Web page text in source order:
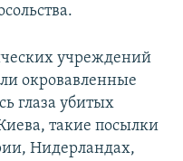
учреждений
окровавленные
глаза убитых
такие посылки
Нидерландах,